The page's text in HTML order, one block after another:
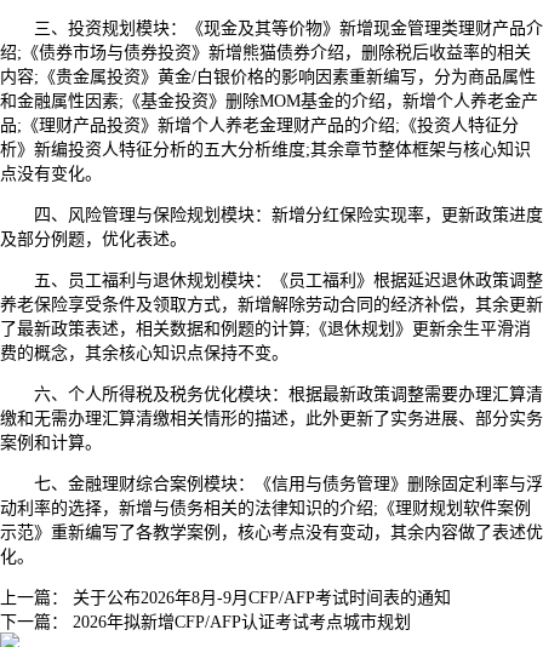
三、投资规划模块：《现金及其等价物》新增现金管理类理财产品介
绍;《债券市场与债券投资》新增熊猫债券介绍，删除税后收益率的相关
内容;《贵金属投资》黄金/白银价格的影响因素重新编写，分为商品属性
和金融属性因素;《基金投资》删除MOM基金的介绍，新增个人养老金产
品;《理财产品投资》新增个人养老金理财产品的介绍;《投资人特征分
析》新编投资人特征分析的五大分析维度;其余章节整体框架与核心知识
点没有变化。
四、风险管理与保险规划模块：新增分红保险实现率，更新政策进度
及部分例题，优化表述。
五、员工福利与退休规划模块：《员工福利》根据延迟退休政策调整
养老保险享受条件及领取方式，新增解除劳动合同的经济补偿，其余更新
了最新政策表述，相关数据和例题的计算;《退休规划》更新余生平滑消
费的概念，其余核心知识点保持不变。
六、个人所得税及税务优化模块：根据最新政策调整需要办理汇算清
缴和无需办理汇算清缴相关情形的描述，此外更新了实务进展、部分实务
案例和计算。
七、金融理财综合案例模块：《信用与债务管理》删除固定利率与浮
动利率的选择，新增与债务相关的法律知识的介绍;《理财规划软件案例
示范》重新编写了各教学案例，核心考点没有变动，其余内容做了表述优
化。
上一篇： 关于公布2026年8月-9月CFP/AFP考试时间表的通知
下一篇： 2026年拟新增CFP/AFP认证考试考点城市规划